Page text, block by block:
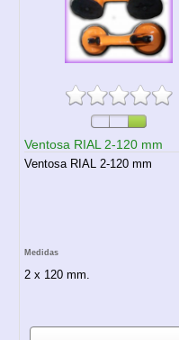
Ventosa RIAL 2-120 mm
Ventosa RIAL 2-120 mm
Medidas
2 x 120 mm.